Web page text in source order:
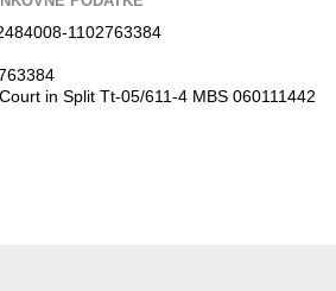
1102763384
in Split Tt-05/611-4 MBS 060111442